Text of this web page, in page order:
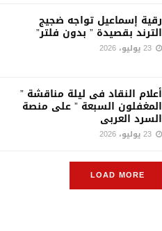
رقية إسماعيل تواجه ضجيج
الترند بقصيدة ” بدون فلتر”
أعلام النقاد فى ليلة مناقشة ”
المغفلون السبعة ” على منصة
السرد العربى
LOAD MORE